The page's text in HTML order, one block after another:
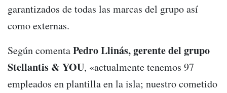
garantizados de todas las marcas del grupo así
como externas.
Según comentaPedro Llinás, gerente del grupo
Stellantis & YOU, «actualmente tenemos 97
empleados en plantilla en la isla; nuestro cometido